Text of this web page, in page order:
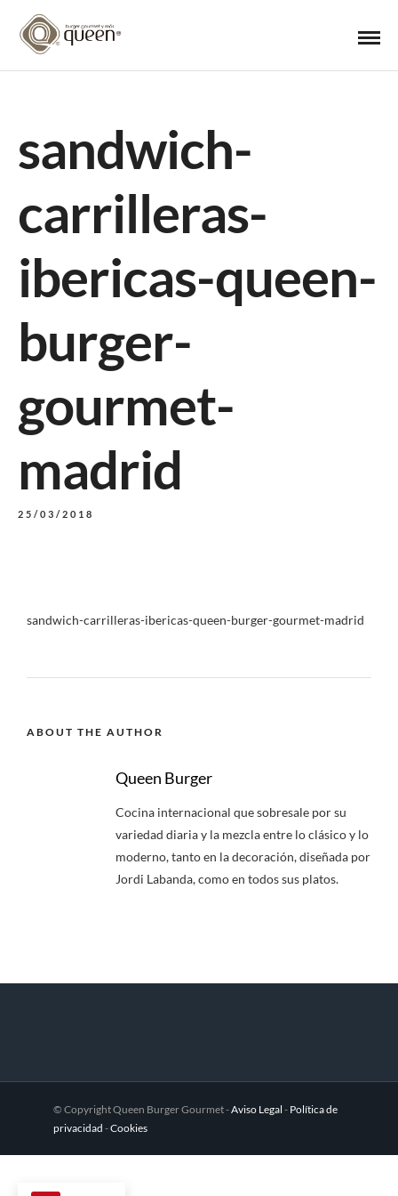
sandwich-
carrilleras-
ibericas-queen-
burger-
gourmet-
madrid
25/03/2018
sandwich-carrilleras-ibericas-queen-burger-gourmet-madrid
ABOUT THE AUTHOR
Queen Burger
Cocina internacional que sobresale por su
variedad diaria y la mezcla entre lo clásico y lo
moderno, tanto en la decoración, diseñada por
Jordi Labanda, como en todos sus platos.
© Copyright Queen Burger Gourmet -Aviso Legal - Política de
privacidad -Cookies